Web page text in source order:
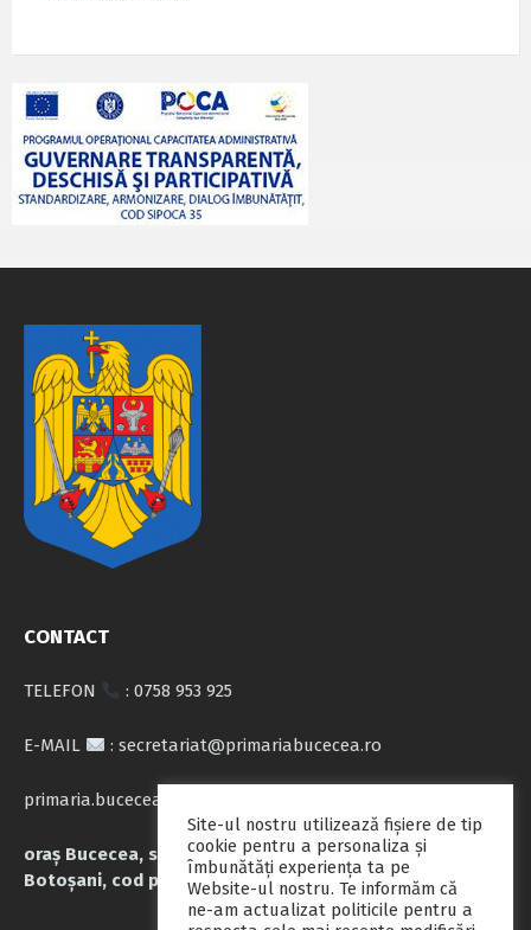
CONTACT
TELEFON : 0758 953 925
E-MAIL : secretariat@primariabucecea.ro
primaria.bucecea@yahoo.com
oraș Bucecea, str. Calea Națională nr.71, județul
Botoșani, cod poștal 717045
Site-ul nostru utilizează fişiere de tip
cookie pentru a personaliza și
îmbunătăți experiența ta pe
Website-ul nostru. Te informăm că
ne-am actualizat politicile pentru a